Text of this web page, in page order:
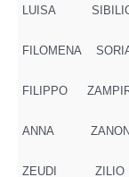
LUISA
FILOMENA
FILIPPO
ANNA ZANONI
ZEUDI ZILIO